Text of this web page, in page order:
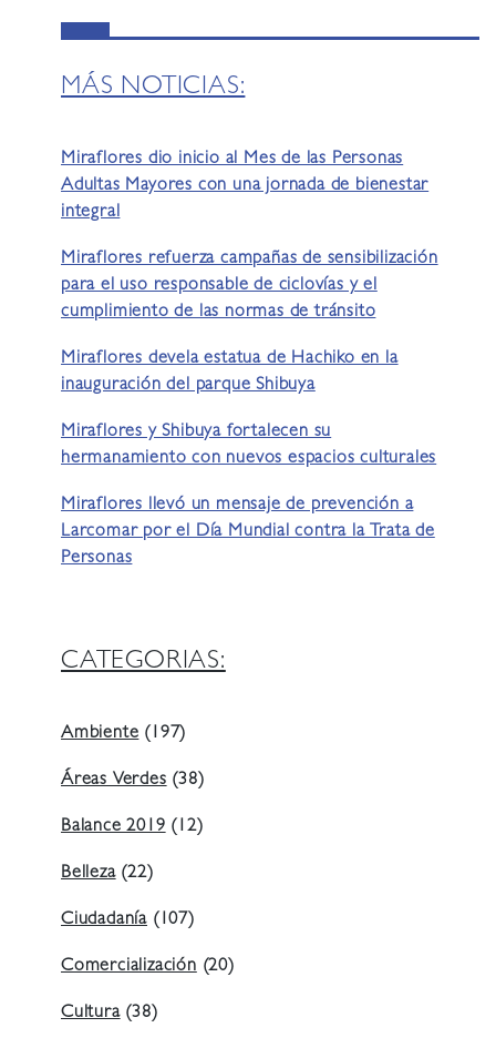
MÁS NOTICIAS:
Miraflores dio inicio al Mes de las Personas
Adultas Mayores con una jornada de bienestar
integral
Miraflores refuerza campañas de sensibilización
para el uso responsable de ciclovías y el
cumplimiento de las normas de tránsito
Miraflores devela estatua de Hachiko en la
inauguración del parque Shibuya
Miraflores y Shibuya fortalecen su
hermanamiento con nuevos espacios culturales
Miraflores llevó un mensaje de prevención a
Larcomar por el Día Mundial contra la Trata de
Personas
CATEGORIAS:
Ambiente (197)
Áreas Verdes (38)
Balance 2019 (12)
Belleza(22)
Ciudadanía (107)
Comercialización (20)
Cultura(38)